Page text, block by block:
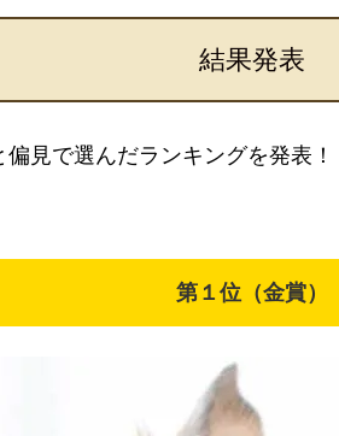
結果発表
見で選んだランキングを発表！
第１位（金賞）